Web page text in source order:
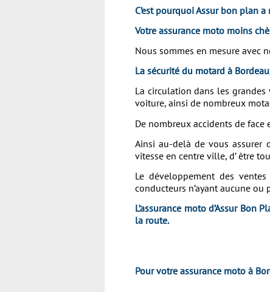
C’est pourquoi Assur bon plan
Votre assurance moto moins
Nous sommes en mesure avec
La sécurité du motard à
La circulation dans les
voiture, ainsi de nombreux
De nombreux accidents de
Ainsi au-delà de vous assurer
vitesse en centre ville, d’ être
Le développement des
conducteurs n’ayant aucune
L’assurance moto d’Assur Bon
la route.
Pour votre assurance moto à